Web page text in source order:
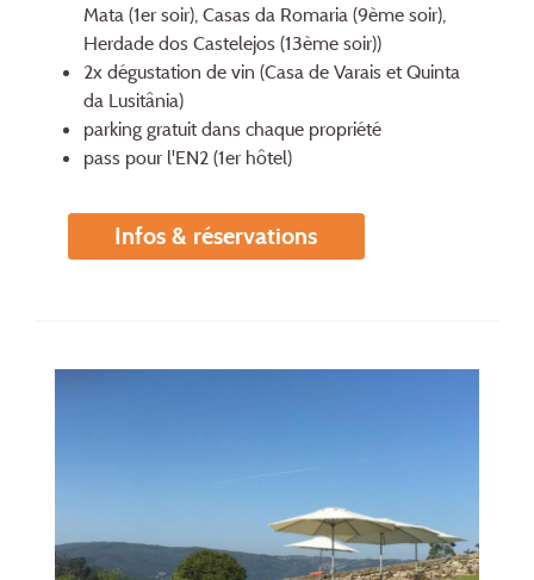
Mata (1er soir), Casas da Romaria (9ème soir),
Herdade dos Castelejos (13ème soir))
2x dégustation de vin (Casa de Varais et Quinta
da Lusitânia)
parking gratuit dans chaque propriété
pass pour l'EN2 (1er hôtel)
Infos & réservations